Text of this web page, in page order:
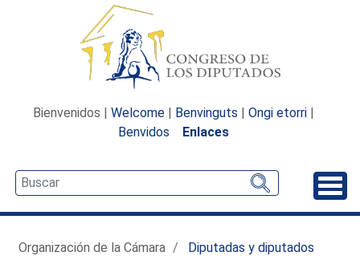
Bienvenidos | Welcome | Benvinguts | Ongi etorri |
Benvidos
Enlaces
Organización de la Cámara
Diputadas y diputados